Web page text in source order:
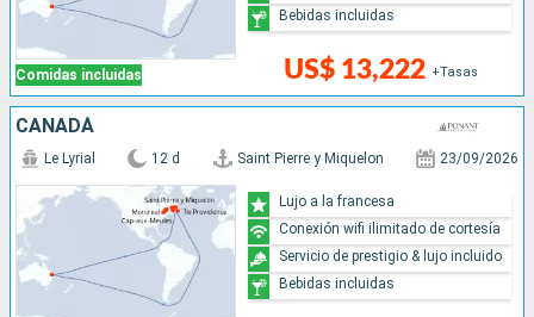
Comidas incluidas US$ 13,222 +Tasas
Bebidas incluidas
CANADÁ
Le Lyrial 12 d Saint Pierre y Miquelon 23/09/2026
Lujo a la francesa
Conexión wifi ilimitado de cortesía
Servicio de prestigio & lujo incluido
Bebidas incluidas